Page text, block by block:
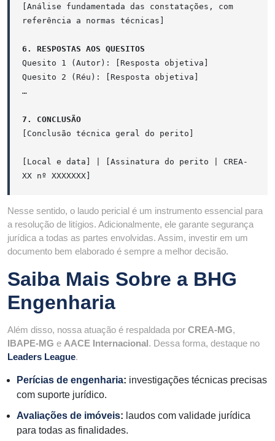
[Análise fundamentada das constatações, com
referência a normas técnicas]
6. RESPOSTAS AOS QUESITOS
Quesito 1 (Autor): [Resposta objetiva]
Quesito 2 (Réu): [Resposta objetiva]
…
7. CONCLUSÃO
[Conclusão técnica geral do perito]
[Local e data] | [Assinatura do perito | CREA-
XX nº XXXXXXX]
Nesse sentido, o laudo pericial é um instrumento essencial para
a resolução de litígios. Adicionalmente, ele garante segurança
jurídica a todas as partes envolvidas. Assim, investir em um
documento bem elaborado é sempre a melhor decisão.
Saiba Mais Sobre a BHG
Engenharia
Além disso, nossa atuação é respaldada por CREA-MG,
IBAPE-MG e AACE Internacional. Dessa forma, destaque no
Leaders League.
Perícias de engenharia: investigações técnicas precisas
com suporte jurídico.
Avaliações de imóveis: laudos com validade jurídica
para todas as finalidades.